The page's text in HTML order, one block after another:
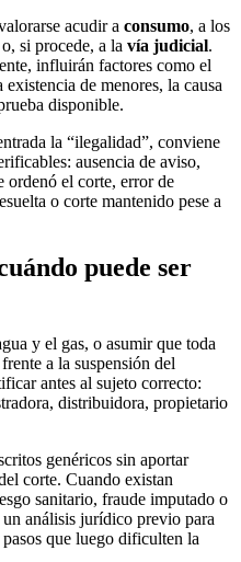
acudir a consumo, a los
si procede, a la vía judicial.
influirán factores como el
de menores, la causa
disponible.
la “ilegalidad”, conviene
ausencia de aviso,
ordenó el corte, error de
o corte mantenido pese a
puede ser
y el gas, o asumir que toda
a la suspensión del
antes al sujeto correcto:
distribuidora, propietario
genéricos sin aportar
corte. Cuando existan
sanitario, fraude imputado o
análisis jurídico previo para
que luego dificulten la